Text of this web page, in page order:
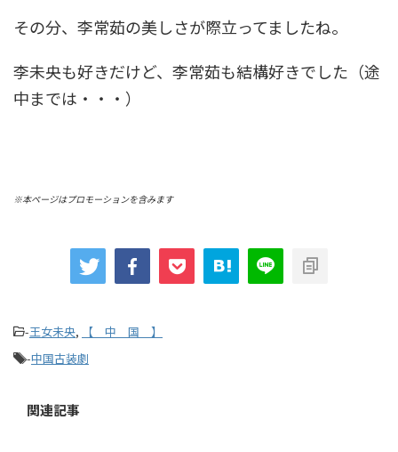
その分、李常茹の美しさが際立ってましたね。
李未央も好きだけど、李常茹も結構好きでした（途
中までは・・・）
※本ページはプロモーションを含みます
-王女未央,
【 中 国 】
-中国古装劇
関連記事